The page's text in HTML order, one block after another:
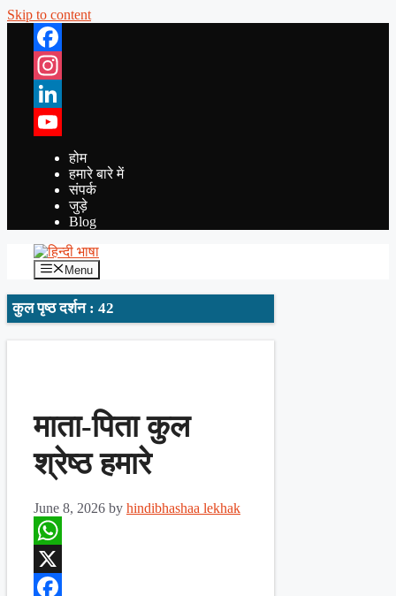
Skip to content
Facebook
Instagram
LinkedIn
YouTube
होम
हमारे बारे में
संपर्क
जुड़े
Blog
Menu
कुल पृष्ठ दर्शन : 42
माता-पिता कुल
श्रेष्ठ हमारे
June 8, 2026 by hindibhashaa lekhak
WhatsApp
X